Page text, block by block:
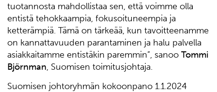
tuotannosta mahdollistaa sen, että voimme olla
entistä tehokkaampia, fokusoituneempia ja
ketterämpiä. Tämä on tärkeää, kun tavoitteenamme
on kannattavuuden parantaminen ja halu palvella
asiakkaitamme entistäkin paremmin”, sanoo Tommi
Björnman, Suomisen toimitusjohtaja.
Suomisen johtoryhmän kokoonpano 1.1.2024